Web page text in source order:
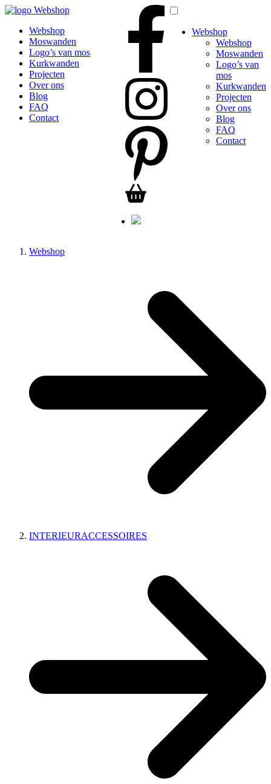
Webshop
Webshop
Moswanden
Logo’s van mos
Kurkwanden
Projecten
Over ons
Blog
FAQ
Contact
Webshop
Webshop
Moswanden
Logo’s van
mos
Kurkwanden
Projecten
Over ons
Blog
FAQ
Contact
Webshop
INTERIEURACCESSOIRES